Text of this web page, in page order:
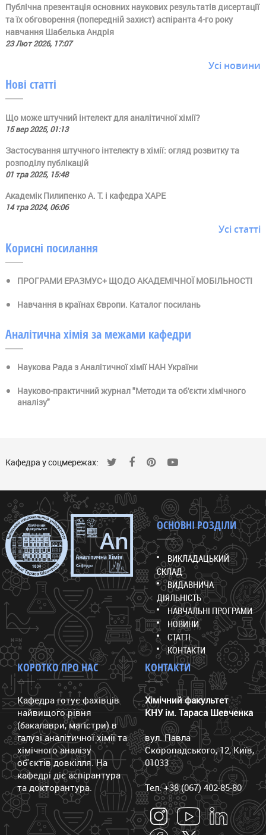
Публічна презентація основних наукових результатів дисертації
та їх обговорення (попередній захист) аспіранта 4-го року
навчання Шабелька Андрія
23 Лют 2026, 17:07
Усі новини
Нові статті
Що може штучний інтелект для аналітичної хімії?
15 вер 2025, 01:13
Застосування штучного інтелекту в хімії: огляд розвитку та
розподілу публікацій
01 тра 2025, 15:48
Академік Пилипенко А. Т. і кафедра ХАРЕ
14 тра 2024, 06:06
Усі статті
Корисні посилання
ПРОГРАМИ ЕРАЗМУС+ ЩОДО АКАДЕМІЧНОЇ МОБІЛЬНОСТІ
Навчання в країнах Європи. Каталог посилань
Аналітична хімія за межами кафедри
Наукова Рада з Аналітичної хімії НАН України
Науково-практичний журнал "Методи та об'єкти хімічного
аналізу"
Кафедра у соцмережах:
ОСНОВНІ РОЗДІЛИ
ВИКЛАДАЦЬКИЙ
СКЛАД
ВИДАВНИЧА
ДІЯЛЬНІСТЬ
НАВЧАЛЬНІ ПРОГРАМИ
НОВИНИ
СТАТТІ
КОНТАКТИ
КОРОТКО ПРО НАС
Кафедра готує фахівців
найвищого рівня
(бакалаври, магістри) в
галузі аналітичної хімії та
хімічного аналізу
об'єктів довкілля. На
кафедрі діє аспірантура
та докторантура.
КОНТАКТИ
Хімічний факультет
КНУ ім. Тараса Шевченка
вул. Павла
Скоропадського, 12, Київ,
01033
Тел: +38 (067) 402-85-80